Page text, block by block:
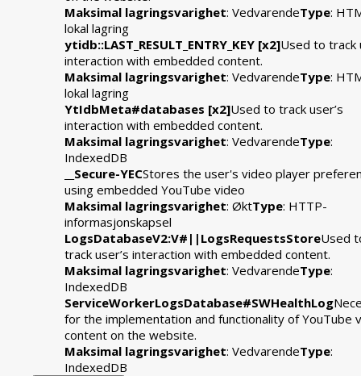
Maksimal lagringsvarighet: VedvarendeType:
lokal lagring
ytidb::LAST_RESULT_ENTRY_KEY [x2]Used to track
interaction with embedded content.
Maksimal lagringsvarighet: VedvarendeType:
lokal lagring
YtIdbMeta#databases [x2]Used to track user’s
interaction with embedded content.
Maksimal lagringsvarighet: VedvarendeType:
IndexedDB
__Secure-YECStores the user's video player
using embedded YouTube video
Maksimal lagringsvarighet: ØktType: HTTP-
informasjonskapsel
LogsDatabaseV2:V#||LogsRequestsStoreUsed
track user’s interaction with embedded content.
Maksimal lagringsvarighet: VedvarendeType:
IndexedDB
ServiceWorkerLogsDatabase#SWHealthLog
for the implementation and functionality of YouTube
content on the website.
Maksimal lagringsvarighet: VedvarendeType:
IndexedDB